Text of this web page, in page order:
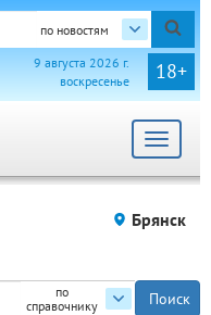
по новостям
18+
9 августа 2026 г.
воскресенье
Toggle
Брянск
по
справочнику